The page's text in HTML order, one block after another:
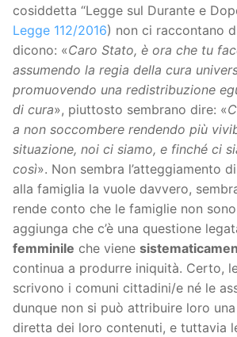
cosiddetta “Legge sul Durante e
Legge 112/2016) non ci raccontano
dicono: «Caro Stato, è ora che tu
assumendo la regia della cura
promuovendo una redistribuzione
di cura», piuttosto sembrano dire: «
a non soccombere rendendo più
situazione, noi ci siamo, e finché ci
così». Non sembra l’atteggiamento
alla famiglia la vuole davvero,
rende conto che le famiglie non
aggiunga che c’è una questione
femminile che viene
continua a produrre iniquità. Certo,
scrivono i comuni cittadini/e né le
dunque non si può attribuire loro
diretta dei loro contenuti, e tuttavia